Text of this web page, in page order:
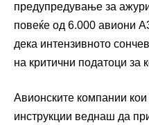
предупредување за
повеќе од 6.000 авиони
дека интензивното
на критични податоци за
Авионските компании кои
инструкции веднаш да